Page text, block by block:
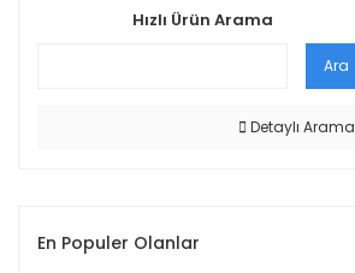
Hızlı Ürün Arama
Ara
Detaylı Arama
En Populer Olanlar